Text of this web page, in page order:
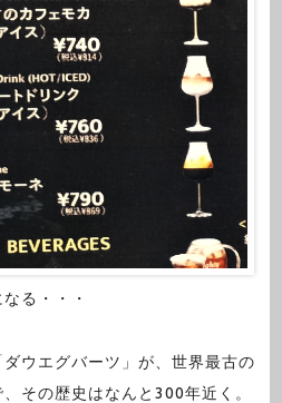
る・・・
ウエグバーツ」が、世界最古の
その歴史はなんと300年近く。